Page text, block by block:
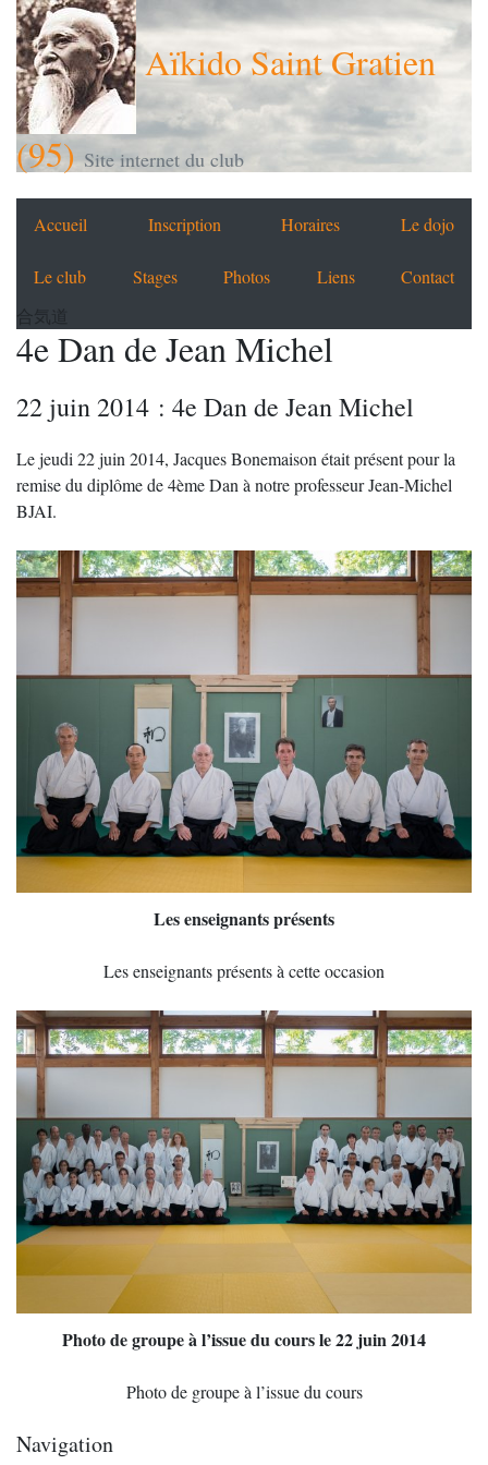
Aïkido Saint Gratien
(95)Site internet du club
Accueil Inscription Horaires Le dojo
Le club Stages Photos Liens
Contact
合気道
4e Dan de Jean Michel
22 juin 2014 : 4e Dan de Jean Michel
Le jeudi 22 juin 2014, Jacques Bonemaison était présent pour la
remise du diplôme de 4ème Dan à notre professeur Jean-Michel
BJAI.
Les enseignants présents
Les enseignants présents à cette occasion
Photo de groupe à l’issue du cours le 22 juin 2014
Photo de groupe à l’issue du cours
Navigation